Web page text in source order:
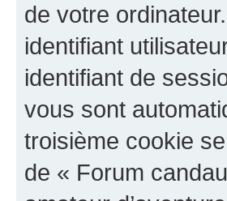
de votre
identifiant
identifiant de
vous sont
troisième cookie
de « Forum